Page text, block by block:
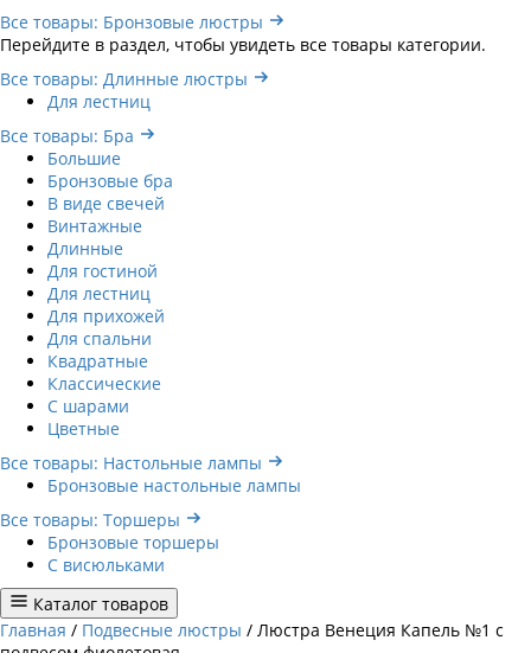
Все товары: Бронзовые люстры
Перейдите в раздел, чтобы увидеть все товары категории.
Все товары: Длинные люстры
Для лестниц
Все товары: Бра
Большие
Бронзовые бра
В виде свечей
Винтажные
Длинные
Для гостиной
Для лестниц
Для прихожей
Для спальни
Квадратные
Классические
С шарами
Цветные
Все товары: Настольные лампы
Бронзовые настольные лампы
Все товары: Торшеры
Бронзовые торшеры
С висюльками
Каталог товаров
Главная / Подвесные люстры / Люстра Венеция Капель №1 с